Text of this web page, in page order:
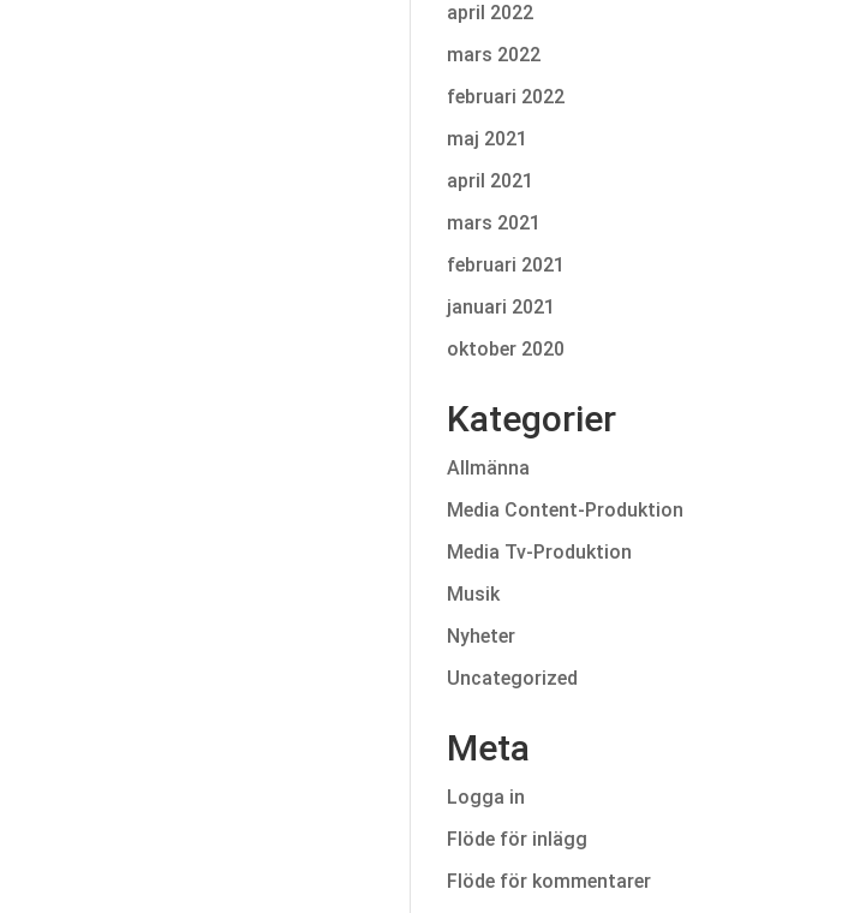
april 2022
mars 2022
februari 2022
maj 2021
april 2021
mars 2021
februari 2021
januari 2021
oktober 2020
Kategorier
Allmänna
Media Content-Produktion
Media Tv-Produktion
Musik
Nyheter
Uncategorized
Meta
Logga in
Flöde för inlägg
Flöde för kommentarer